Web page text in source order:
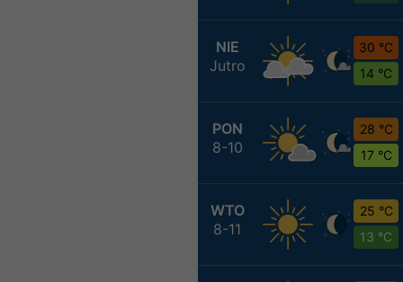
NIE
Jutro
30 °C
14 °C
PON
8-10
28 °C
17 °C
WTO
8-11
25 °C
13 °C